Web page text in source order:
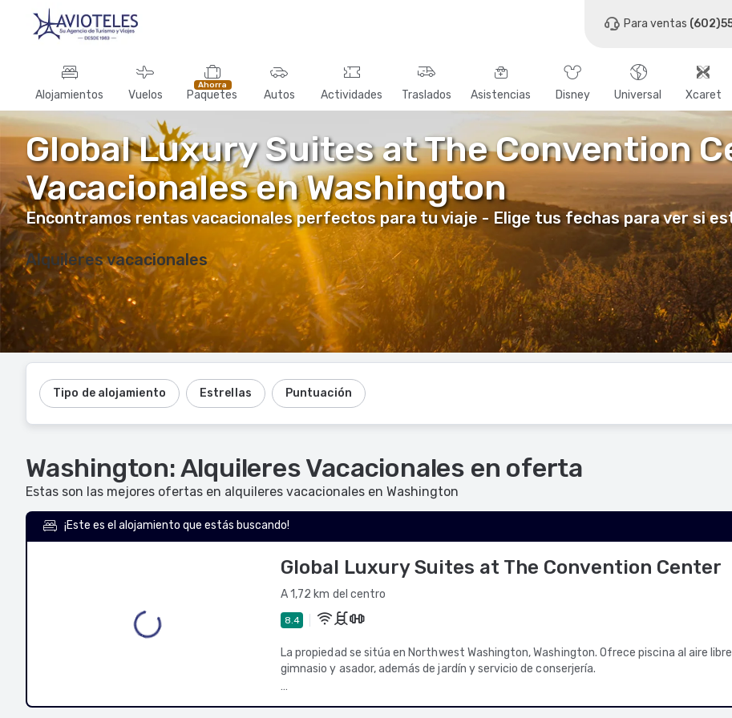
Para ventas
Alojamientos Vuelos
Ahorra
Paquetes Autos Actividades Traslados Asistencias Disney Universal Xcaret
Global Luxury Suites at The Convention
Vacacionales en Washington
Encontramos rentas vacacionales perfectos para tu viaje - Elige tus fechas para ver si
Alquileres vacacionales
Tipo de alojamiento Estrellas Puntuación
Washington: Alquileres Vacacionales en oferta
Estas son las mejores ofertas en alquileres vacacionales en Washington
¡Este es el alojamiento que estás buscando!
Global Luxury Suites at The Convention Center
A 1,72 km del centro
8.4
La propiedad se sitúa en Northwest Washington, Washington. Ofrece piscina al aire
gimnasio y asador, además de jardín y servicio de conserjería.